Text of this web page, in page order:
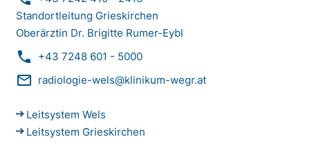
Standortleitung Grieskirchen
Oberärztin Dr. Brigitte Rumer-Eybl
phone +43 7248 601 - 5000
mail_outline radiologie-wels@klinikum-wegr.at
Leitsystem Wels
Leitsystem Grieskirchen